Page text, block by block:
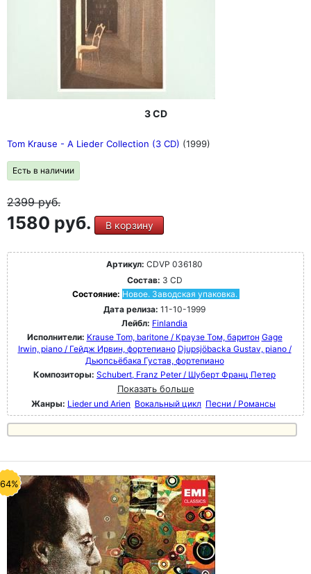
3 CD
Tom Krause - A Lieder Collection (3 CD) (1999)
Есть в наличии
2399руб.
1580 руб. В корзину
Артикул: CDVP 036180
Состав: 3 CD
Состояние: Новое. Заводская упаковка.
Дата релиза: 11-10-1999
Лейбл: Finlandia
Исполнители: Krause Tom, baritone / Краузе Том, баритон Gage
Irwin, piano / Гейдж Ирвин, фортепиано Djupsjöbacka Gustav, piano /
Дьюпсьёбака Густав, фортепиано
Композиторы: Schubert, Franz Peter / Шуберт Франц Петер
Показать больше
Жанры: Lieder und Arien Вокальный цикл Песни / Романсы